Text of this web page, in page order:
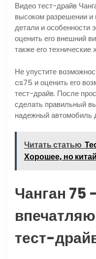
Видео тест-драйв
высоком разрешении и
детали и особенности
оценить его внешний
также его технические
Не упустите
cs75 и оценить его
тест-драйв. После
сделать правильный
надежный автомобиль
Читать статью
Хорошее, но
Чанган 75
тест-